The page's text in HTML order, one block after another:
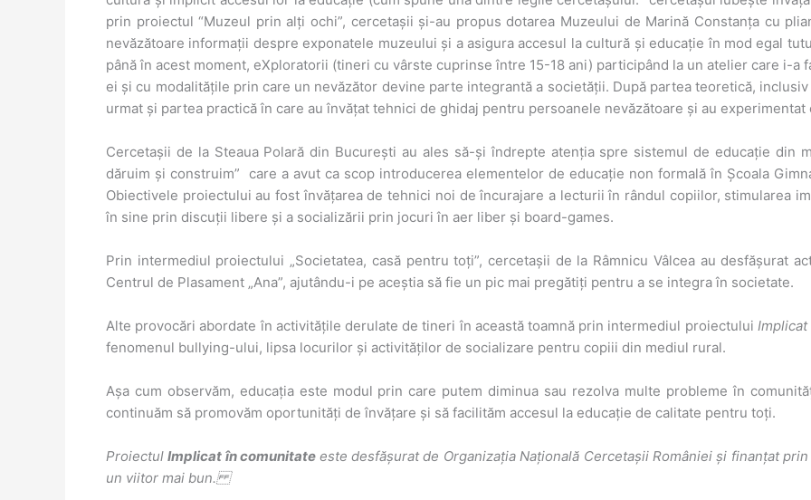
prin proiectul “Muzeul prin alți ochi”, cercetașii și-au propus dotarea Muzeului de Marină Constanța cu
nevăzătoare informații despre exponatele muzeului și a asigura accesul la cultură și educație în mod egal
până în acest moment, eXploratorii (tineri cu vârste cuprinse între 15-18 ani) participând la un atelier care i-a
ei și cu modalitățile prin care un nevăzător devine parte integrantă a societății. După partea teoretică,
urmat și partea practică în care au învățat tehnici de ghidaj pentru persoanele nevăzătoare și au
Cercetașii de la Steaua Polară din București au ales să-și îndrepte atenția spre sistemul de educație din
dăruim și construim” care a avut ca scop introducerea elementelor de educație non formală în Școala
Obiectivele proiectului au fost învățarea de tehnici noi de încurajare a lecturii în rândul copiilor, stimularea
în sine prin discuții libere și a socializării prin jocuri în aer liber și board-games.
Prin intermediul proiectului „Societatea, casă pentru toți”, cercetașii de la Râmnicu Vâlcea au desfășurat
Centrul de Plasament „Ana”, ajutându-i pe aceștia să fie un pic mai pregătiți pentru a se integra în societate.
Alte provocări abordate în activitățile derulate de tineri în această toamnă prin intermediul proiectului
fenomenul bullying-ului, lipsa locurilor și activităților de socializare pentru copiii din mediul rural.
Așa cum observăm, educația este modul prin care putem diminua sau rezolva multe probleme în
continuăm să promovăm oportunități de învățare și să facilităm accesul la educație de calitate pentru toți.
ProiectulImplicat în comunitate este desfășurat de Organizația Națională Cercetașii României și finanțat
un viitor mai bun.